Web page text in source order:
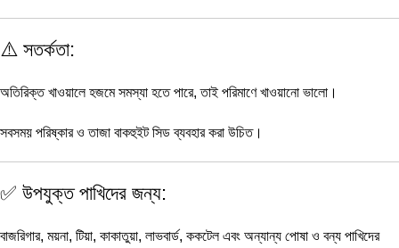
⚠️ সতর্কতা:
অতিরিক্ত খাওয়ালে হজমে সমস্যা হতে পারে, তাই পরিমাণে খাওয়ানো ভালো।
সবসময় পরিষ্কার ও তাজা বাকহুইট সিড ব্যবহার করা উচিত।
✅ উপযুক্ত পাখিদের জন্য:
বাজরিগার, ময়না, টিয়া, কাকাতুয়া, লাভবার্ড, ককটেল এবং অন্যান্য পোষা ও বন্য পাখিদের